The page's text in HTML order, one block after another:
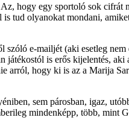
hogy egy sportoló sok cifrát
tud olyanokat mondani,
e-mailjét (aki esetleg
játékostól is erős kijelentés,
hogy ki is az a Marija
sem párosban, igaz,
mindenképp, több, mint